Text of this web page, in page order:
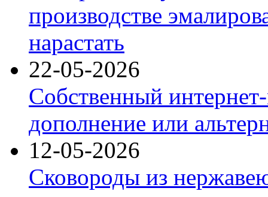
производстве
нарастать
22-05-2026
Собственный
дополнение или
12-05-2026
Сковороды из